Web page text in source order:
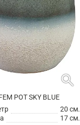
search
POT SKY BLUE
20 см.
17 см.